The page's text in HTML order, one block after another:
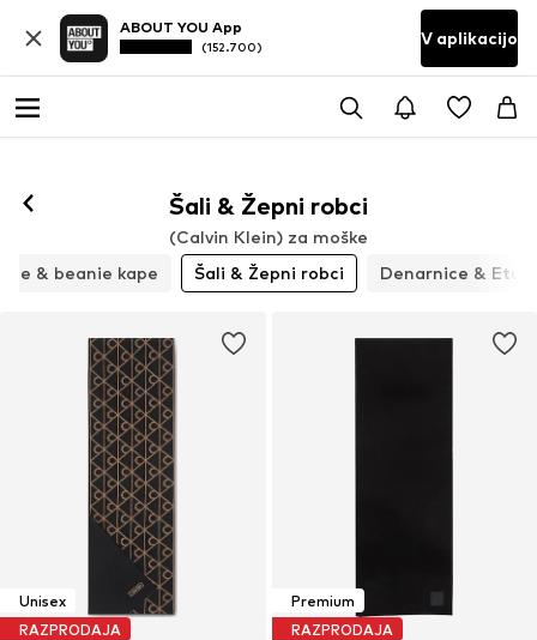
ABOUT YOU App
(152.700) V aplikacijo
Šali & Žepni robci
(Calvin Klein) za moške
& beanie kape
Šali & Žepni robci Denarnice & Etuiji
Unisex
RAZPRODAJA
Premium
RAZPRODAJA